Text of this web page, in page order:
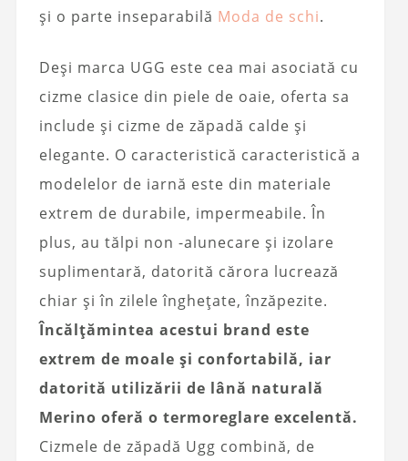
și o parte inseparabilă Moda de schi.
Deși marca UGG este cea mai asociată cu
cizme clasice din piele de oaie, oferta sa
include și cizme de zăpadă calde și
elegante. O caracteristică caracteristică a
modelelor de iarnă este din materiale
extrem de durabile, impermeabile. În
plus, au tălpi non -alunecare și izolare
suplimentară, datorită cărora lucrează
chiar și în zilele înghețate, înzăpezite.
Încălțămintea acestui brand este
extrem de moale și confortabilă, iar
datorită utilizării de lână naturală
Merino oferă o termoreglare excelentă.
Cizmele de zăpadă Ugg combină, de